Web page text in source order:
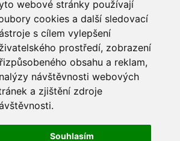
webové stránky používají
cookies a další sledovací
s cílem vylepšení
prostředí, zobrazení
obsahu a reklam,
návštěvnosti webových
a zjištění zdroje
Souhlasím